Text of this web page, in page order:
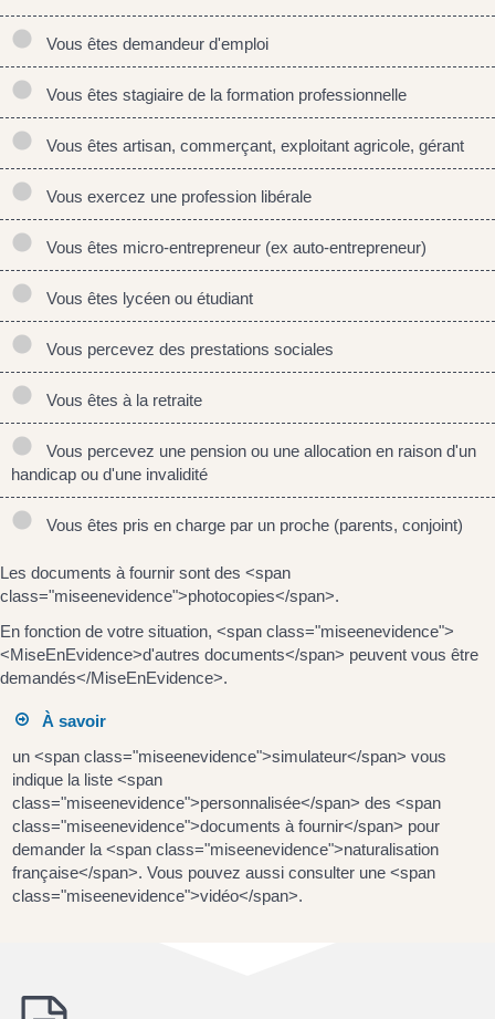
Vous êtes demandeur d'emploi
Vous êtes stagiaire de la formation professionnelle
Vous êtes artisan, commerçant, exploitant agricole, gérant
Vous exercez une profession libérale
Vous êtes micro-entrepreneur (ex auto-entrepreneur)
Vous êtes lycéen ou étudiant
Vous percevez des prestations sociales
Vous êtes à la retraite
Vous percevez une pension ou une allocation en raison d'un
handicap ou d'une invalidité
Vous êtes pris en charge par un proche (parents, conjoint)
Les documents à fournir sont des <span
class="miseenevidence">photocopies</span>.
En fonction de votre situation, <span class="miseenevidence">
<MiseEnEvidence>d'autres documents</span> peuvent vous être
demandés</MiseEnEvidence>.
À savoir
un <span class="miseenevidence">simulateur</span> vous
indique la liste <span
class="miseenevidence">personnalisée</span> des <span
class="miseenevidence">documents à fournir</span> pour
demander la <span class="miseenevidence">naturalisation
française</span>. Vous pouvez aussi consulter une <span
class="miseenevidence">vidéo</span>.